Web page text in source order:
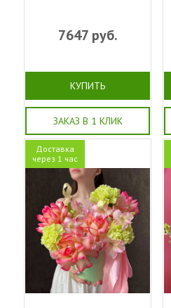
7647руб.
КУПИТЬ
ЗАКАЗ В 1 КЛИК
Доставка
через 1 час